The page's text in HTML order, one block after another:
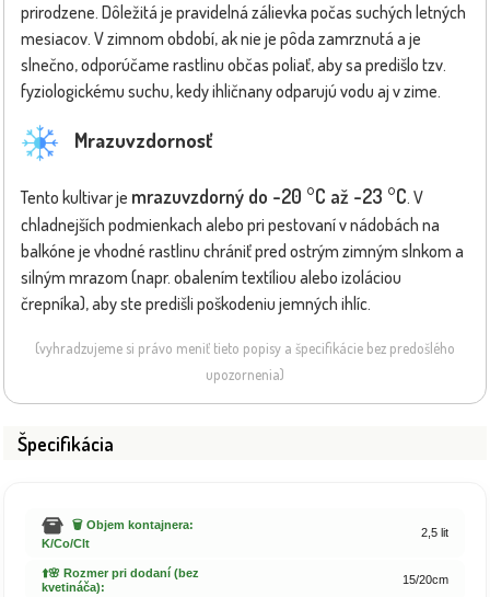
prirodzene. Dôležitá je pravidelná zálievka počas suchých letných
mesiacov. V zimnom období, ak nie je pôda zamrznutá a je
slnečno, odporúčame rastlinu občas poliať, aby sa predišlo tzv.
fyziologickému suchu, kedy ihličnany odparujú vodu aj v zime.
Mrazuvzdornosť
Tento kultivar je mrazuvzdorný do -20 °C až -23 °C. V
chladnejších podmienkach alebo pri pestovaní v nádobách na
balkóne je vhodné rastlinu chrániť pred ostrým zimným slnkom a
silným mrazom (napr. obalením textíliou alebo izoláciou
črepníka), aby ste predišli poškodeniu jemných ihlíc.
(vyhradzujeme si právo meniť tieto popisy a špecifikácie bez predošlého
upozornenia)
Špecifikácia
🗑️ Objem kontajnera:
K/Co/Clt
2,5 lit
⬆️🌸 Rozmer pri dodaní (bez
kvetináča):
15/20cm